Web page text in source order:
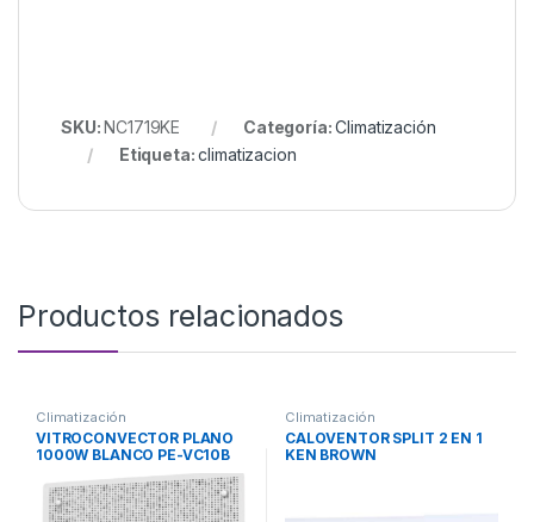
SKU:NC1719KE Categoría:Climatización
Etiqueta:climatizacion
Productos relacionados
Climatización
VITROCONVECTOR PLANO
1000W BLANCO PE-VC10B
Climatización
CALOVENTOR SPLIT 2 EN 1
KEN BROWN